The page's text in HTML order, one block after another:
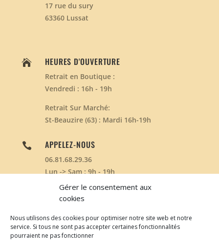
Gérer le consentement aux
cookies
Nous utilisons des cookies pour optimiser notre site web et notre
service. Si tous ne sont pas accepter certaines fonctionnalités
pourraient ne pas fonctionner
17 rue du sury
63360 Lussat
 HEURES D'OUVERTURE
Retrait en Boutique :
Vendredi : 16h - 19h
Retrait Sur Marché:
St-Beauzire (63) : Mardi 16h-19h
 APPELEZ-NOUS
06.81.68.29.36
Lun -> Sam : 9h - 19h
Dim : Non Disponible
Développé parwww.clicnstart.com